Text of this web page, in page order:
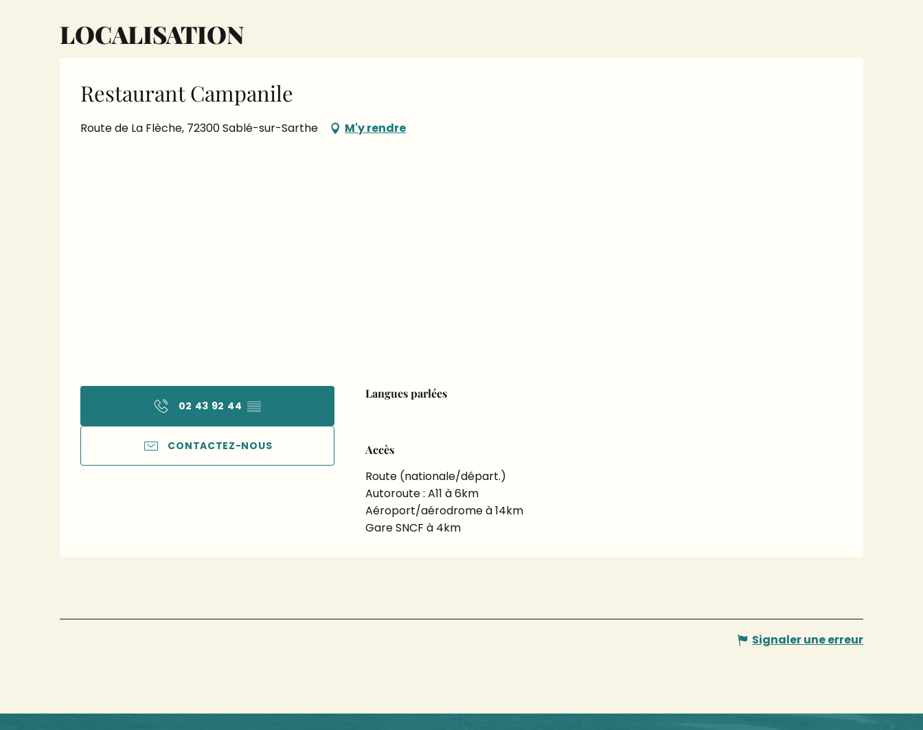
LOCALISATION
Restaurant Campanile
Route de La Flèche, 72300 Sablé-sur-Sarthe M'y rendre
02 43 92 44 ▒▒
CONTACTEZ-NOUS
Langues parlées
Langues parlées
Accès
Accès
Route (nationale/départ.)
Autoroute : A11 à 6km
Aéroport/aérodrome à 14km
Gare SNCF à 4km
Signaler une erreur